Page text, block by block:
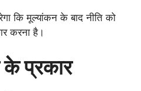
कि मूल्यांकन के बाद नीति को
करना है।
के प्रकार